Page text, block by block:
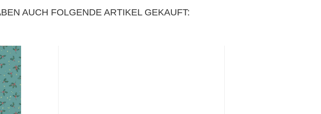
AUCH FOLGENDE ARTIKEL GEKAUFT: